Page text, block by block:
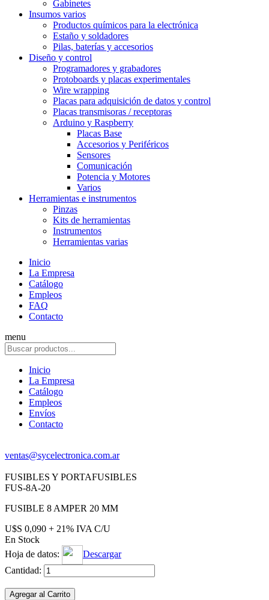
Gabinetes
Insumos varios
Productos químicos para la electrónica
Estaño y soldadores
Pilas, baterías y accesorios
Diseño y control
Programadores y grabadores
Protoboards y placas experimentales
Wire wrapping
Placas para adquisición de datos y control
Placas transmisoras / receptoras
Arduino y Raspberry
Placas Base
Accesorios y Periféricos
Sensores
Comunicación
Potencia y Motores
Varios
Herramientas e instrumentos
Pinzas
Kits de herramientas
Instrumentos
Herramientas varias
Inicio
La Empresa
Catálogo
Empleos
FAQ
Contacto
menu
Inicio
La Empresa
Catálogo
Empleos
Envíos
Contacto
ventas@sycelectronica.com.ar
FUSIBLES Y PORTAFUSIBLES
FUS-8A-20
FUSIBLE 8 AMPER 20 MM
U$S 0,090 + 21% IVA C/U
En Stock
Hoja de datos:
Descargar
Cantidad:
Agregar al Carrito